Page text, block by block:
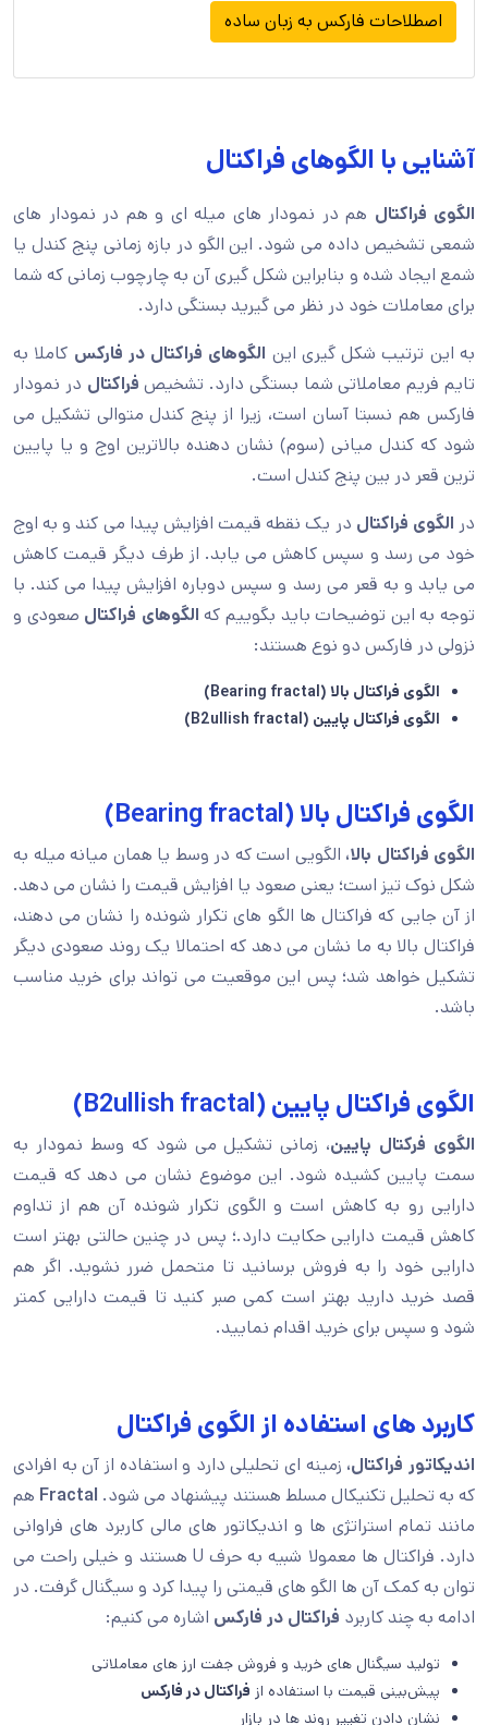
اصطلاحات فارکس به زبان ساده
آشنایی با الگوهای فراکتال
الگوی فراکتال هم در نمودار های میله ای و هم در نمودار های
شمعی تشخیص داده می شود. این الگو در بازه زمانی پنج کندل یا
شمع ایجاد شده و بنابراین شکل گیری آن به چارچوب زمانی که شما
برای معاملات خود در نظر می گیرید بستگی دارد.
به این ترتیب شکل گیری این الگوهای فراکتال در فارکس کاملا به
تایم فریم معاملاتی شما بستگی دارد. تشخیص فراکتال در نمودار
فارکس هم نسبتا آسان است، زیرا از پنج کندل متوالی تشکیل می
شود که کندل میانی (سوم) نشان دهنده بالاترین اوج و یا پایین
ترین قعر در بین پنج کندل است.
در الگوی فراکتال در یک نقطه قیمت افزایش پیدا می کند و به اوج
خود می رسد و سپس کاهش می یابد. از طرف دیگر قیمت کاهش
می یابد و به قعر می رسد و سپس دوباره افزایش پیدا می کند. با
توجه به این توضیحات باید بگوییم که الگوهای فراکتال صعودی و
نزولی در فارکس دو نوع هستند:
الگوی فراکتال بالا (Bearing fractal)
الگوی فراکتال پایین (B2ullish fractal)
الگوی فراکتال بالا (Bearing fractal)
الگوی فراکتال بالا، الگویی است که در وسط یا همان میانه میله به
شکل نوک تیز است؛ یعنی صعود یا افزایش قیمت را نشان می دهد.
از آن جایی که فراکتال ها الگو های تکرار شونده را نشان می دهند،
فراکتال بالا به ما نشان می دهد که احتمالا یک روند صعودی دیگر
تشکیل خواهد شد؛ پس این موقعیت می تواند برای خرید مناسب
باشد.
الگوی فراکتال پایین (B2ullish fractal)
الگوی فرکتال پایین، زمانی تشکیل می شود که وسط نمودار به
سمت پایین کشیده شود. این موضوع نشان می دهد که قیمت
دارایی رو به کاهش است و الگوی تکرار شونده آن هم از تداوم
کاهش قیمت دارایی حکایت دارد.؛ پس در چنین حالتی بهتر است
دارایی خود را به فروش برسانید تا متحمل ضرر نشوید. اگر هم
قصد خرید دارید بهتر است کمی صبر کنید تا قیمت دارایی کمتر
شود و سپس برای خرید اقدام نمایید.
کاربرد های استفاده از الگوی فراکتال
اندیکاتور فراکتال، زمینه ای تحلیلی دارد و استفاده از آن به افرادی
که به تحلیل تکنیکال مسلط هستند پیشنهاد می شود. Fractal هم
مانند تمام استراتژی ها و اندیکاتور های مالی کاربرد های فراوانی
دارد. فراکتال ها معمولا شبیه به حرف U هستند و خیلی راحت می
توان به کمک آن ها الگو های قیمتی را پیدا کرد و سیگنال گرفت. در
ادامه به چند کاربرد فراکتال در فارکس اشاره می کنیم:
تولید سیگنال های خرید و فروش جفت ارز های معاملاتی
پیش‌بینی قیمت با استفاده از فراکتال در فارکس
نشان دادن تغییر روند ها در بازار